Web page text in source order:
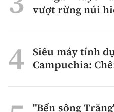
vượt rừng núi
Siêu máy tính
Campuchia:
"Bến sông